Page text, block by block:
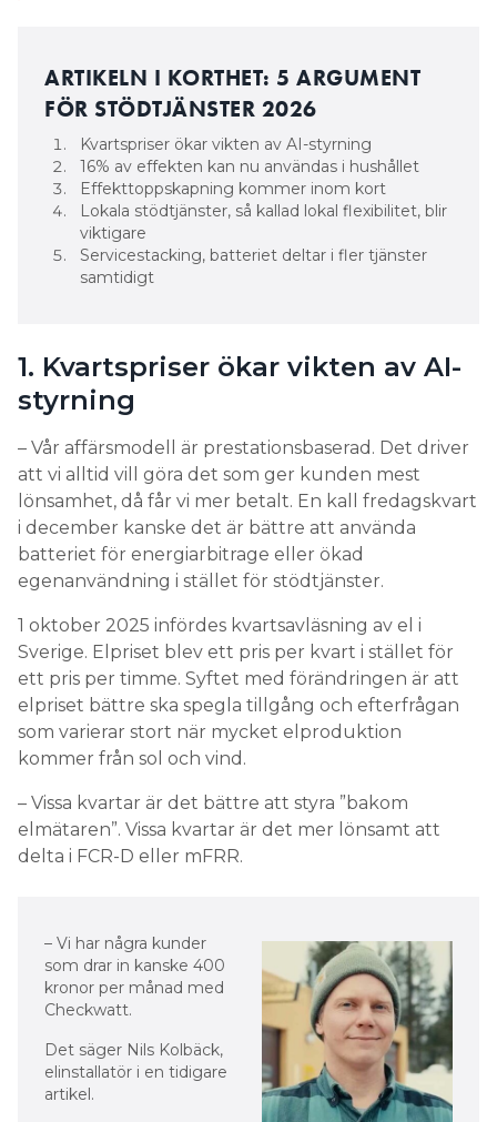
ARTIKELN I KORTHET: 5 ARGUMENT
FÖR STÖDTJÄNSTER 2026
Kvartspriser ökar vikten av AI-styrning
16% av effekten kan nu användas i hushållet
Effekttoppskapning kommer inom kort
Lokala stödtjänster, så kallad lokal flexibilitet, blir
viktigare
Servicestacking, batteriet deltar i fler tjänster
samtidigt
1. Kvartspriser ökar vikten av AI-
styrning
– Vår affärsmodell är prestationsbaserad. Det driver
att vi alltid vill göra det som ger kunden mest
lönsamhet, då får vi mer betalt. En kall fredagskvart
i december kanske det är bättre att använda
batteriet för energiarbitrage eller ökad
egenanvändning i stället för stödtjänster.
1 oktober 2025 infördes kvartsavläsning av el i
Sverige. Elpriset blev ett pris per kvart i stället för
ett pris per timme. Syftet med förändringen är att
elpriset bättre ska spegla tillgång och efterfrågan
som varierar stort när mycket elproduktion
kommer från sol och vind.
– Vissa kvartar är det bättre att styra ”bakom
elmätaren”. Vissa kvartar är det mer lönsamt att
delta i FCR-D eller mFRR.
– Vi har några kunder
som drar in kanske 400
kronor per månad med
Checkwatt.
Det säger Nils Kolbäck,
elinstallatör i en tidigare
artikel.